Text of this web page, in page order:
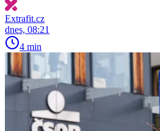
Extrafit.cz
dnes, 08:21
4 min